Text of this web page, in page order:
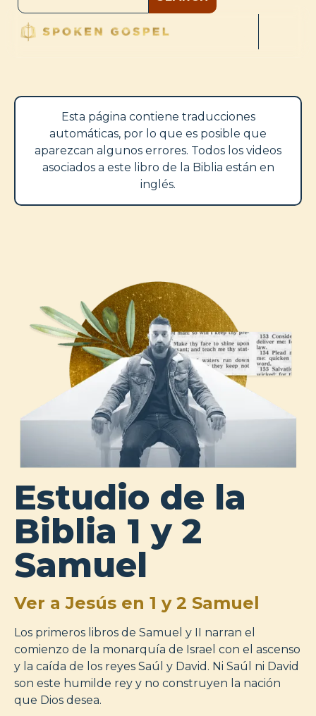
Esta página contiene traducciones
automáticas, por lo que es posible que
aparezcan algunos errores. Todos los videos
asociados a este libro de la Biblia están en
inglés.
Estudio de la
Biblia 1 y 2
Samuel
Ver a Jesús en 1 y 2 Samuel
Los primeros libros de Samuel y II narran el
comienzo de la monarquía de Israel con el ascenso
y la caída de los reyes Saúl y David. Ni Saúl ni David
son este humilde rey y no construyen la nación
que Dios desea.